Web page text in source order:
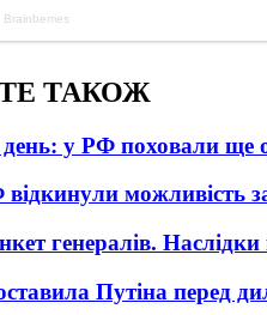
ТАКОЖ
у РФ поховали ще
можливість
генералів.
Путіна перед